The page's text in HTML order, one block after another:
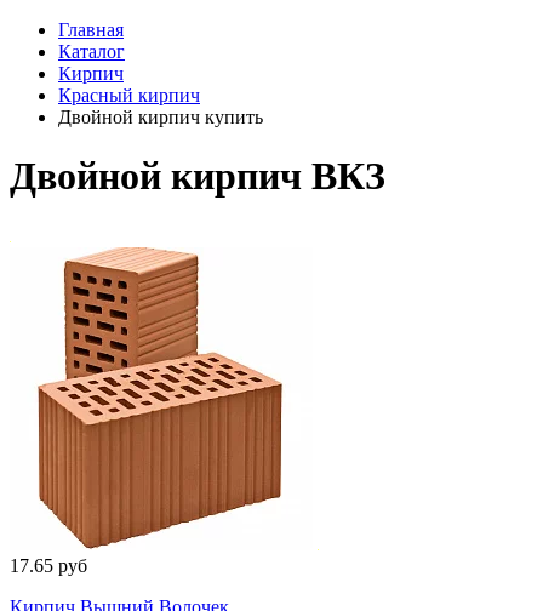
Главная
Каталог
Кирпич
Красный кирпич
Двойной кирпич купить
Двойной кирпич ВКЗ
17.65 руб
Кирпич Вышний Волочек